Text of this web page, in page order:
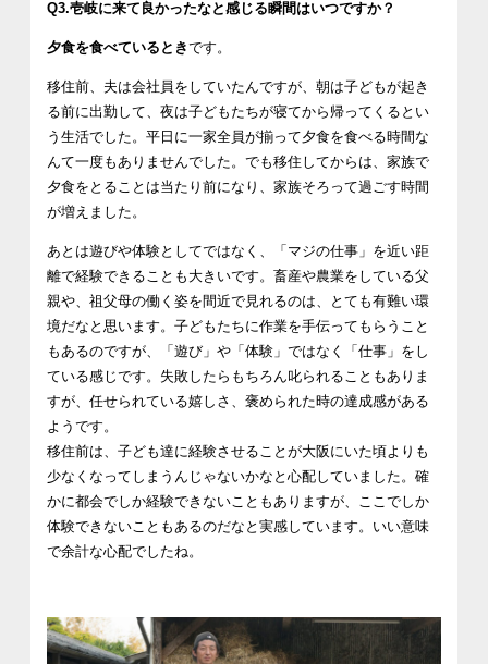
Q3.壱岐に来て良かったなと感じる瞬間はいつですか？
夕食を食べているときです。
移住前、夫は会社員をしていたんですが、朝は子どもが起き
る前に出勤して、夜は子どもたちが寝てから帰ってくるとい
う生活でした。平日に一家全員が揃って夕食を食べる時間な
んて一度もありませんでした。でも移住してからは、家族で
夕食をとることは当たり前になり、家族そろって過ごす時間
が増えました。
あとは遊びや体験としてではなく、「マジの仕事」を近い距
離で経験できることも大きいです。畜産や農業をしている父
親や、祖父母の働く姿を間近で見れるのは、とても有難い環
境だなと思います。 子どもたちに作業を手伝ってもらうこと
もあるのですが、「遊び」や「体験」ではなく「仕事」をし
ている感じです。失敗したらもちろん叱られることもありま
すが、任せられている嬉しさ、褒められた時の達成感がある
ようです。
移住前は、子ども達に経験させることが大阪にいた頃よりも
少なくなってしまうんじゃないかなと心配していました。確
かに都会でしか経験できないこともありますが、ここでしか
体験できないこともあるのだなと実感しています。いい意味
で余計な心配でしたね。